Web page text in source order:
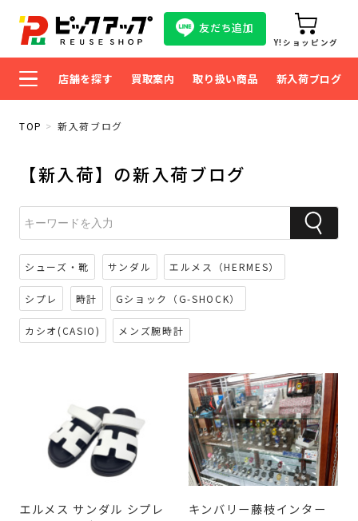
友だち追加
Y!ショッピング
店舗を探す 買取案内 取り扱い商品 新入荷ブログ
TOP 新入荷ブログ
【新入荷】の新入荷ブログ
シューズ・靴 サンダル エルメス（HERMES）
シプレ 時計 Gショック（G-SHOCK）
カシオ(CASIO) メンズ腕時計
エルメス サンダル シプレ
キンバリー藤枝インター